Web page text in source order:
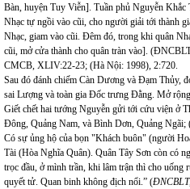
Bàn, huyện Tuy Viễn]. Tuần phủ Nguyễn Khắc
Nhạc tự ngồi vào cũi, cho người giải tới thành
Nhạc, giam vào cũi. Đêm đó, trong khi quân
cũi, mở cửa thành cho quân tràn vào].
CMCB, XLIV:22-23; (Hà Nội: 1998), 2:720.
Sau đó đánh chiếm Càn Dương và Đạm Thủy,
sai Lượng và toàn gia Đốc trưng Đằng. Mở
Giết chết hai tướng Nguyễn gửi tới cứu viện ở
Đông, Quảng Nam, và Bình Dơn, Quảng
Có sự ủng hộ của bọn "Khách buôn" (người
Tài (Hòa Nghĩa Quân). Quân Tây Sơn còn có
trọc đầu, ở mình trần, khi lâm trận thì cho uống
quyết tử. Quan binh không địch nổi.” (